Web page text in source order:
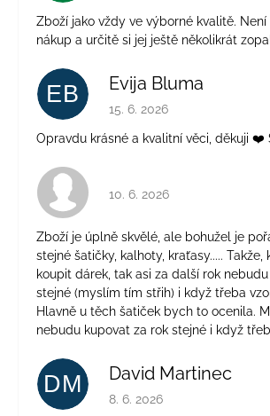
Zboží jako vždy ve výborné kvalitě.
nákup a určitě si jej ještě několikrát
EB Evija Bluma
Hodnocení obchodu je 5 z 5
15. 6. 2026
Opravdu krásné a kvalitní věci, děkuji ❤️
Hodnocení obchodu je 4 z 5
10. 6. 2026
Zboží je úplně skvělé, ale bohužel je
stejné šatičky, kalhoty, kraťasy..... Takže,
koupit dárek, tak asi za další rok
stejné (myslím tím střih) i když třeba
Hlavně u těch šatiček bych to ocenila.
nebudu kupovat za rok stejné i když
DM David Martinec
Hodnocení obchodu je 5 z 5
8. 6. 2026